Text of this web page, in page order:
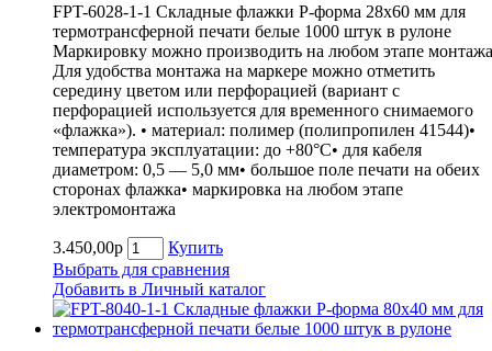
FPT-6028-1-1 Складные флажки P-форма 28х60 мм для
термотрансферной печати белые 1000 штук в рулоне
Маркировку можно производить на любом этапе
Для удобства монтажа на маркере можно отметить
середину цветом или перфорацией (вариант с
перфорацией используется для временного снимаемого
«флажка»). • материал: полимер (полипропилен 41544)•
температура эксплуатации: до +80°С• для кабеля
диаметром: 0,5 — 5,0 мм• большое поле печати на обеих
сторонах флажка• маркировка на любом этапе
электромонтажа
3.450,00р
Купить
Выбрать для сравнения
Добавить в Личный каталог